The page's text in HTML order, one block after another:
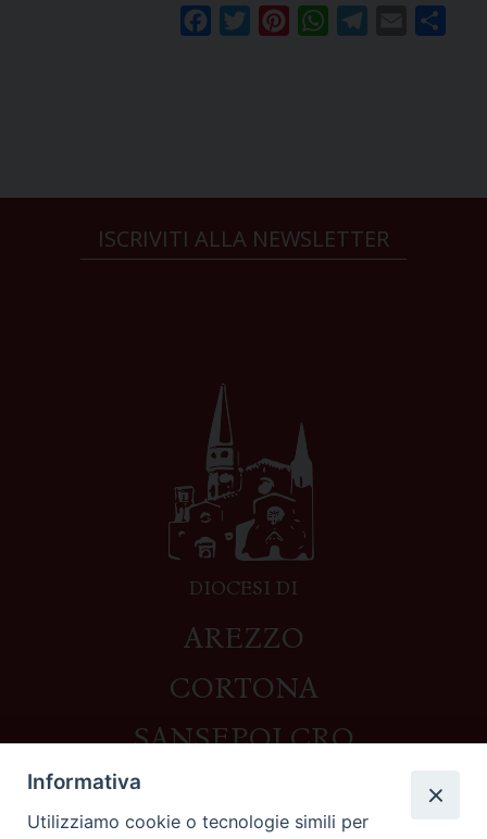
FacebookTwitterPinterestWhatsAppTelegram
Email
ISCRIVITI ALLA NEWSLETTER
DIOCESI DI
AREZZO
CORTONA
SANSEPOLCRO
Informativa
Utilizziamo cookie o tecnologie simili per